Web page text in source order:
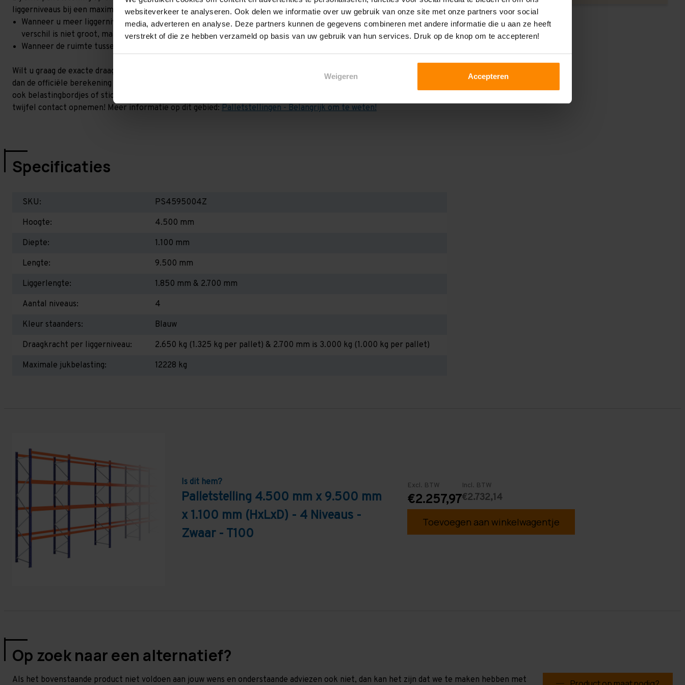
websiteverkeer te analyseren. Ook delen we informatie over uw gebruik van onze site met onze partners voor social
media, adverteren en analyse. Deze partners kunnen de gegevens combineren met andere informatie die u aan ze heeft
verstrekt of die ze hebben verzameld op basis van uw gebruik van hun services. Druk op de knop om te accepteren!
Weigeren Accepteren
liggerniveaus bij een maximale hoogteverschil. Goed om te weten:
Wanneer u meer liggerniveaus toevoegt, kan het zijn dat het draagvermogen per liggerniveau iets lager uit valt. Dit
verschil is niet groot, maar wel het beste om dit te laten berekenen!
Wanneer de ruimte tussen de liggerniveaus kleiner is dan 2,25 meter, valt de draagkracht juist iets hoger uit.
Wilt u graag de exacte draagkracht weten in uw situatie? Dan dient u even contact met ons op te nemen. Wij voeren
dan de officiële berekening uit. Dit doen we gratis en voor niets bij aankoop van een rij palletstellingen. Wij kunnen
ook belastingbordjes of stickers meeleveren waar de draagkracht van uw situatie op beschreven staat! Kortom, bij
twijfel contact opnemen! Meer informatie op dit gebied: Palletstellingen - Belangrijk om te weten!
Specificaties
SKU:
PS4595004Z
Hoogte:
4.500 mm
Diepte:
1.100 mm
Lengte:
9.500 mm
Liggerlengte:
1.850 mm & 2.700 mm
Aantal niveaus:
4
Kleur staanders:
Blauw
Draagkracht per liggerniveau:
2.650 kg (1.325 kg per pallet) & 2.700 mm is 3.000 kg (1.000 kg per pallet)
Maximale jukbelasting:
12228 kg
Is dit hem?
Palletstelling 4.500 mm x 9.500 mm
x 1.100 mm (HxLxD) - 4 Niveaus -
Zwaar - T100
Excl. BTW
€2.257,97
Incl. BTW
€2.732,14
Toevoegen aan winkelwagentje
Op zoek naar een alternatief?
Als het bovenstaande product niet voldoen aan jouw wens en onderstaande adviezen ook niet, dan kan het zijn dat we te maken hebben met